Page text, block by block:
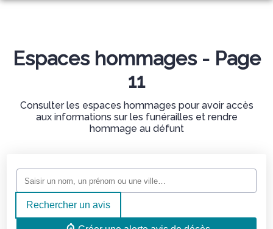
MONTIGNY-LE-BRETONNEUX
QUE FAIRE EN CAS DE DÉCÈS
MARBRERIE
CONFIGURATEUR MONUMENT
NOS RÉALISATIONS
Espaces hommages - Page
11
Consulter les espaces hommages pour avoir accès
aux informations sur les funérailles et rendre
hommage au défunt
Rechercher un avis